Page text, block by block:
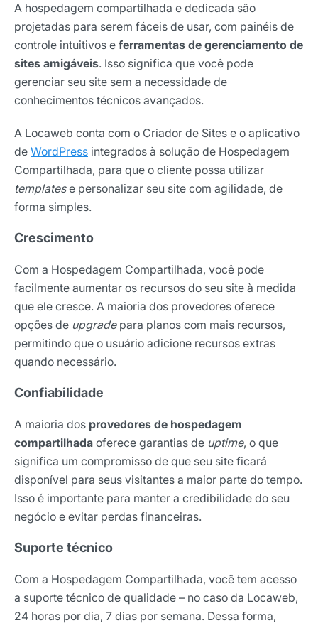
A hospedagem compartilhada e dedicada são
projetadas para serem fáceis de usar, com painéis de
controle intuitivos e ferramentas de gerenciamento de
sites amigáveis. Isso significa que você pode
gerenciar seu site sem a necessidade de
conhecimentos técnicos avançados.
A Locaweb conta com o Criador de Sites e o aplicativo
de WordPress integrados à solução de Hospedagem
Compartilhada, para que o cliente possa utilizar
templatese personalizar seu site com agilidade, de
forma simples.
Crescimento
Com a Hospedagem Compartilhada, você pode
facilmente aumentar os recursos do seu site à medida
que ele cresce. A maioria dos provedores oferece
opções de upgradepara planos com mais recursos,
permitindo que o usuário adicione recursos extras
quando necessário.
Confiabilidade
A maioria dos provedores de hospedagem
compartilhada oferece garantias de uptime, o que
significa um compromisso de que seu site ficará
disponível para seus visitantes a maior parte do tempo.
Isso é importante para manter a credibilidade do seu
negócio e evitar perdas financeiras.
Suporte técnico
Com a Hospedagem Compartilhada, você tem acesso
a suporte técnico de qualidade – no caso da Locaweb,
24 horas por dia, 7 dias por semana. Dessa forma,